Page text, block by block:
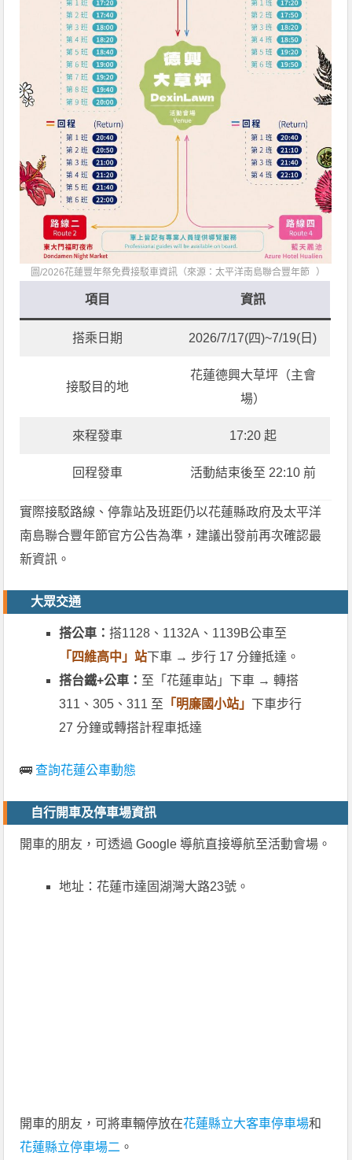
圖/2026花蓮豐年祭免費接駁車資訊（來源：太平洋南島聯合豐年節 ）
項目 資訊
搭乘日期 2026/7/17(四)~7/19(日)
接駁目的地
花蓮德興大草坪（主會
場）
來程發車 17:20 起
回程發車 活動結束後至 22:10 前
實際接駁路線、停靠站及班距仍以花蓮縣政府及太平洋
南島聯合豐年節官方公告為準，建議出發前再次確認最
新資訊。
大眾交通
搭公車：搭1128、1132A、1139B公車至
「四維高中」站下車 → 步行 17 分鐘抵達。
搭台鐵+公車： 至「花蓮車站」下車 → 轉搭
311、305、311 至 「明廉國小站」 下車步行
27 分鐘或轉搭計程車抵達
🚌 查詢花蓮公車動態
自行開車及停車場資訊
開車的朋友，可透過 Google 導航直接導航至活動會場。
地址：花蓮市達固湖灣大路23號。
開車的朋友，可將車輛停放在花蓮縣立大客車停車場和
花蓮縣立停車場二 。